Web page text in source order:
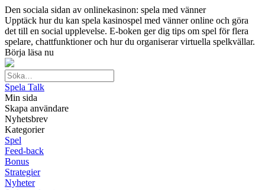
Den sociala sidan av onlinekasinon: spela med vänner
Upptäck hur du kan spela kasinospel med vänner online och göra
det till en social upplevelse. E-boken ger dig tips om spel för flera
spelare, chattfunktioner och hur du organiserar virtuella spelkvällar.
Börja läsa nu
Spela Talk
Min sida
Skapa användare
Nyhetsbrev
Kategorier
Spel
Feed-back
Bonus
Strategier
Nyheter